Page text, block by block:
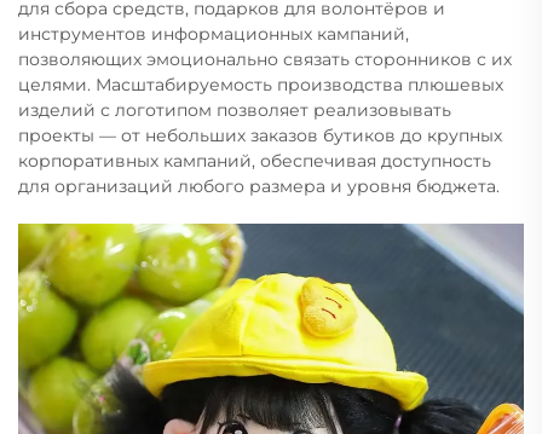
для сбора средств, подарков для волонтёров и
инструментов информационных кампаний,
позволяющих эмоционально связать сторонников с их
целями. Масштабируемость производства плюшевых
изделий с логотипом позволяет реализовывать
проекты — от небольших заказов бутиков до крупных
корпоративных кампаний, обеспечивая доступность
для организаций любого размера и уровня бюджета.